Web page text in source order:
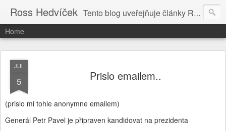
Ross Hedvíček Tento blog uveřejňuje články Ross Hedvíčka v češtině (pokud budu mit naladu) - s editacni pomoci Ludvika Dedika.
Home
JUL
5 Prislo emailem..
(prislo mi tohle anonymne emailem)
Generál Petr Pavel je připraven kandidovat na prezidenta